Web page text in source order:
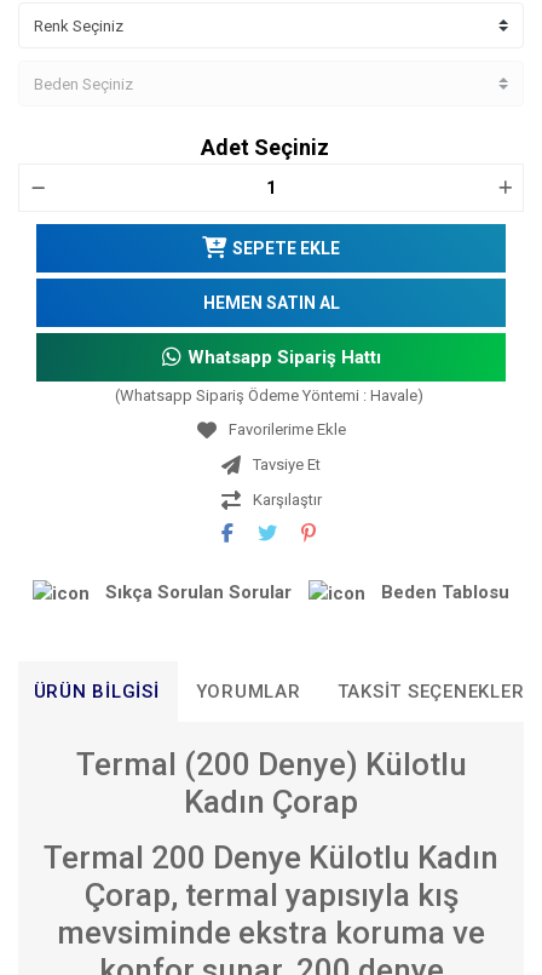
Adet Seçiniz
SEPETE EKLE
HEMEN SATIN AL
Whatsapp Sipariş Hattı
(Whatsapp Sipariş Ödeme Yöntemi : Havale)
Tavsiye Et
Karşılaştır
Sıkça Sorulan Sorular Beden Tablosu
ÜRÜN BILGISI YORUMLAR TAKSIT SEÇENEKLERI
Termal (200 Denye) Külotlu
Kadın Çorap
Termal 200 Denye Külotlu Kadın
Çorap, termal yapısıyla kış
mevsiminde ekstra koruma ve